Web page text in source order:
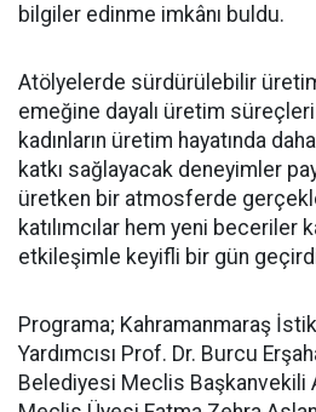
bilgiler edinme imkânı buldu.
Atölyelerde sürdürülebilir
emeğine dayalı üretim süreçleri
kadınların üretim hayatında
katkı sağlayacak deneyimler
üretken bir atmosferde
katılımcılar hem yeni beceriler
etkileşimle keyifli bir gün
Programa; Kahramanmaraş
Yardımcısı Prof. Dr. Burcu
Belediyesi Meclis Başkanvekili